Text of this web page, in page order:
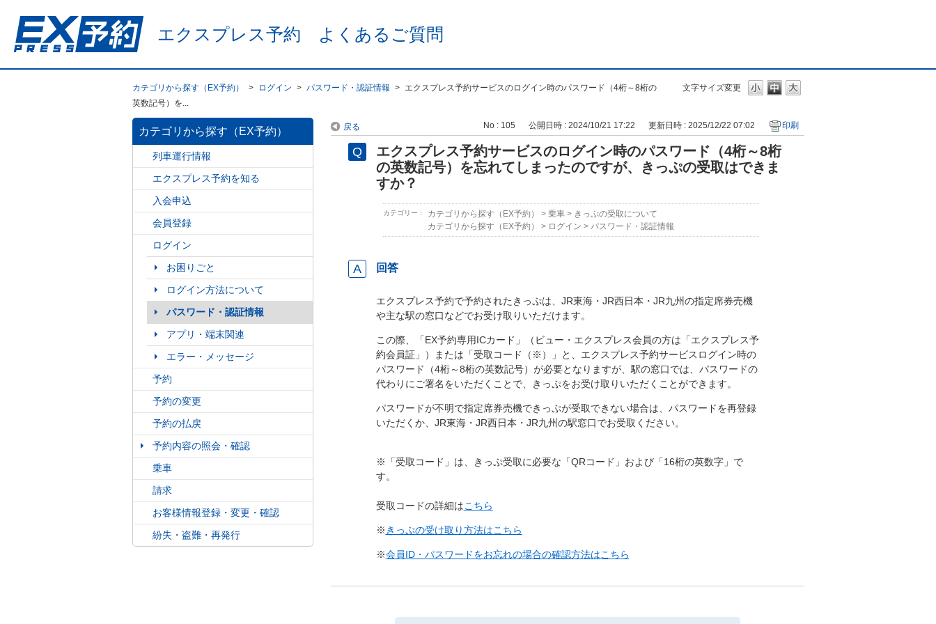
エクスプレス予約 よくあるご質問
文字サイズ変更
カテゴリから探す（EX予約） > ログイン > パスワード・認証情報 > エクスプレス予約サービスのログイン時のパスワード（4桁～8桁の
英数記号）を...
カテゴリから探す（EX予約）
列車運行情報
エクスプレス予約を知る
入会申込
会員登録
ログイン
お困りごと
ログイン方法について
パスワード・認証情報
アプリ・端末関連
エラー・メッセージ
予約
予約の変更
予約の払戻
予約内容の照会・確認
乗車
請求
お客様情報登録・変更・確認
紛失・盗難・再発行
戻る No : 105 公開日時 : 2024/10/21 17:22 更新日時 : 2025/12/22 07:02 印刷
エクスプレス予約サービスのログイン時のパスワード（4桁～8桁
の英数記号）を忘れてしまったのですが、きっぷの受取はできま
すか？
カテゴリー : カテゴリから探す（EX予約） > 乗車> きっぷの受取について
カテゴリから探す（EX予約）
> ログイン > パスワード・認証情報
回答
エクスプレス予約で予約されたきっぷは、JR東海・JR西日本・JR九州の指定席券売機
や主な駅の窓口などでお受け取りいただけます。
この際、「EX予約専用ICカード」（ビュー・エクスプレス会員の方は「エクスプレス予
約会員証」）または「受取コード（※）」と、 エクスプレス予約サービスログイン時の
パスワード（4桁～8桁の英数記号）が必要となりますが、 駅の窓口では、パスワードの
代わりにご署名をいただくことで、きっぷをお受け取りいただくことができます。
パスワードが不明で指定席券売機できっぷが受取できない場合は、パスワードを再登録
いただくか、JR東海・JR西日本・JR九州の駅窓口でお受取ください。
※「受取コード」は、きっぷ受取に必要な「QRコード」および「16桁の英数字」で
す。
受取コードの詳細はこちら
※ きっぷの受け取り方法はこちら
※会員ID・パスワードをお忘れの場合の確認方法はこちら